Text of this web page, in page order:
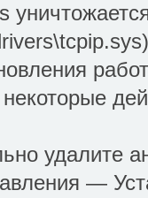
удалите
—